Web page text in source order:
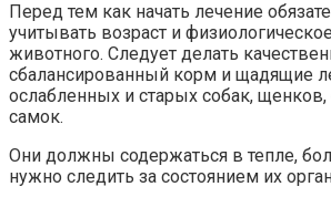
Перед тем как начать лечение
учитывать возраст и
животного. Следует делать
сбалансированный корм и щадящие
ослабленных и старых собак,
самок.
Они должны содержаться в тепле,
нужно следить за состоянием их